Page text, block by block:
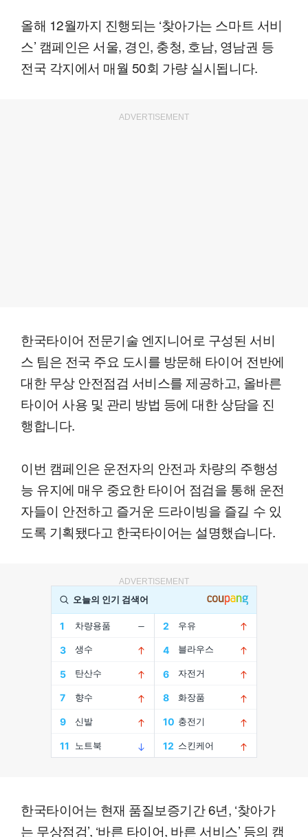
올해 12월까지 진행되는 ‘찾아가는 스마트 서비
스’ 캠페인은 서울, 경인, 충청, 호남, 영남권 등
전국 각지에서 매월 50회 가량 실시됩니다.
ADVERTISEMENT
한국타이어 전문기술 엔지니어로 구성된 서비
스 팀은 전국 주요 도시를 방문해 타이어 전반에
대한 무상 안전점검 서비스를 제공하고, 올바른
타이어 사용 및 관리 방법 등에 대한 상담을 진
행합니다.
이번 캠페인은 운전자의 안전과 차량의 주행성
능 유지에 매우 중요한 타이어 점검을 통해 운전
자들이 안전하고 즐거운 드라이빙을 즐길 수 있
도록 기획됐다고 한국타이어는 설명했습니다.
ADVERTISEMENT
한국타이어는 현재 품질보증기간 6년, ‘찾아가
는 무상점검’, ‘바른 타이어, 바른 서비스’ 등의 캠